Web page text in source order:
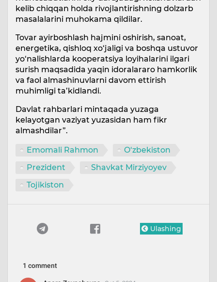
kelib chiqqan holda rivojlantirishning dolzarb
masalalarini muhokama qildilar.
Tovar ayirboshlash hajmini oshirish, sanoat,
energetika, qishloq xo‘jaligi va boshqa ustuvor
yo‘nalishlarda kooperatsiya loyihalarini ilgari
surish maqsadida yaqin idoralararo hamkorlik
va faol almashinuvlarni davom ettirish
muhimligi ta’kidlandi.
Davlat rahbarlari mintaqada yuzaga
kelayotgan vaziyat yuzasidan ham fikr
almashdilar”.
Emomali Rahmon
O‘zbekiston
Prezident
Shavkat Mirziyoyev
Tojikiston
Ulashing